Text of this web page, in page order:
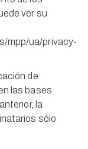
ver su
mpp/ua/privacy-
de
las bases
la
sólo